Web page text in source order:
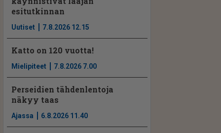
esitutkinnan
Uutiset 7.8.2026 12.15
Katto on 120 vuotta!
Mielipiteet 7.8.2026 7.00
Perseidien tähdenlentoja
näkyy taas
Ajassa 6.8.2026 11.40